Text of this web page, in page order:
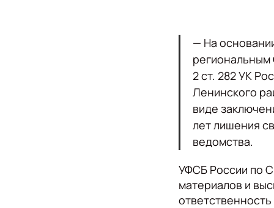
— На
2 ст. 282 УК
Ленинского
виде
лет лишения
ведомства.
УФСБ России по
материалов и